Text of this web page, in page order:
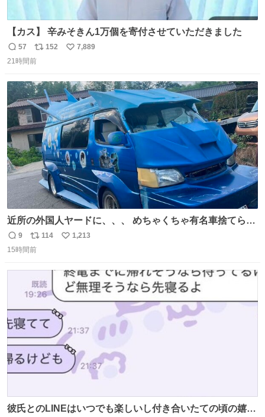
【カス】 辛みそきん1万個を寄付させていただきました
返
信
57
リ
ポ
ト
数
152
い
数
7,889
21時間前
近所の外国人ヤードに、、、 めちゃくちゃ有名車捨てられ
てました😭 外装ぼろぼろだし、、 中も何にも残ってない
し、、 可哀想に😢😢 今まで数十年お疲れ様でした、、 #バ
返
信
9
リ
ポ
数
114
い
数
1,213
15時間前
彼氏とのLINEはいつでも楽しいし付き合いたての頃の嬉し